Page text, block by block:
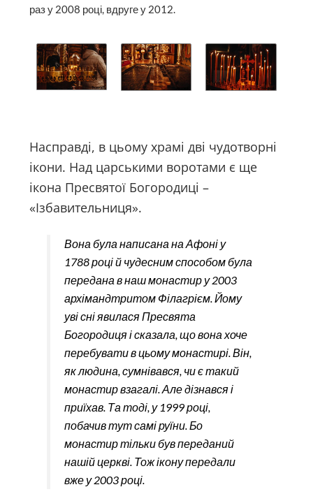
раз у 2008 році, вдруге у 2012.
Насправді, в цьому храмі дві чудотворні
ікони. Над царськими воротами є ще
ікона Пресвятої Богородиці –
«Ізбавительниця».
Вона була написана на Афоні у
1788 році й чудесним способом була
передана в наш монастир у 2003
архімандтритом Філагрієм. Йому
уві сні явилася Пресвята
Богородиця і сказала, що вона хоче
перебувати в цьому монастирі. Він,
як людина, сумнівався, чи є такий
монастир взагалі. Але дізнався і
приїхав. Та тоді, у 1999 році,
побачив тут самі руїни. Бо
монастир тільки був переданий
нашій церкві. Тож ікону передали
вже у 2003 році.